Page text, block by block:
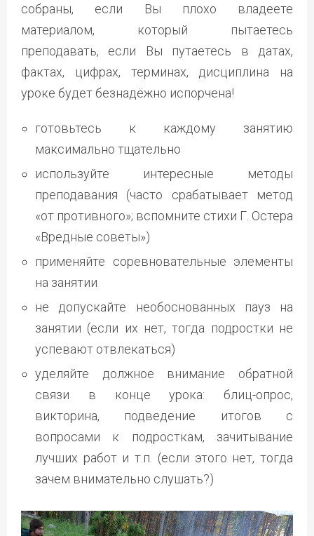
собраны, если Вы плохо владеете
материалом, который пытаетесь
преподавать, если Вы путаетесь в датах,
фактах, цифрах, терминах, дисциплина на
уроке будет безнадёжно испорчена!
готовьтесь к каждому занятию
максимально тщательно
используйте интересные методы
преподавания (часто срабатывает метод
«от противного»; вспомните стихи Г. Остера
«Вредные советы»)
применяйте соревновательные элементы
на занятии
не допускайте необоснованных пауз на
занятии (если их нет, тогда подростки не
успевают отвлекаться)
уделяйте должное внимание обратной
связи в конце урока: блиц-опрос,
викторина, подведение итогов с
вопросами к подросткам, зачитывание
лучших работ и т.п. (если этого нет, тогда
зачем внимательно слушать?)